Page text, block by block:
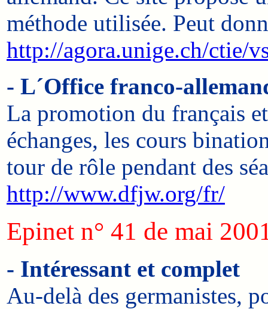
méthode utilisée. Peut
http://agora.unige.ch/ctie/
- L´Office franco-
La promotion du français
échanges, les cours
tour de rôle pendant des
http://www.dfjw.org/fr/
Epinet n° 41 de mai
- Intéressant et complet
Au-delà des germanistes,